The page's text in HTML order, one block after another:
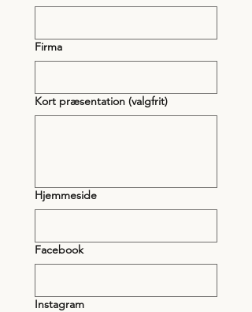
Firma
Kort præsentation (valgfrit)
Hjemmeside
Facebook
Instagram